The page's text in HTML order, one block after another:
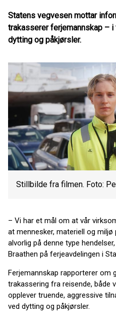
Statens vegvesen mottar
trakasserer ferjemannskap –
dytting og påkjørsler.
Stillbilde fra filmen. Foto:
– Vi har et mål om at vår
at mennesker, materiell og
alvorlig på denne type
Braathen på ferjeavdelingen i
Ferjemannskap rapporterer om
trakassering fra reisende, både
opplever truende, aggressive
ved dytting og påkjørsler.